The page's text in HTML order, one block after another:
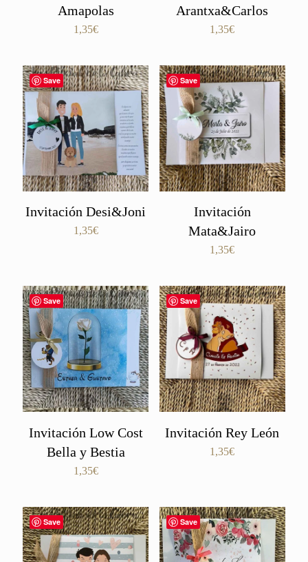
Amapolas
1,35€
Arantxa&Carlos
1,35€
Save
Invitación Desi&Joni
1,35€
Save
Invitación
Mata&Jairo
1,35€
Save
Invitación Low Cost
Bella y Bestia
1,35€
Save
Invitación Rey León
1,35€
Save Save